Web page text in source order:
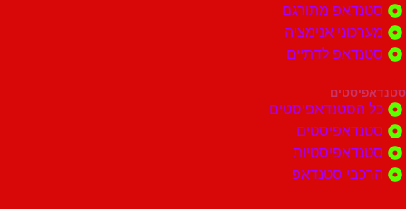
מתורגם
אנימציה
לדתיים
סטנדאפ